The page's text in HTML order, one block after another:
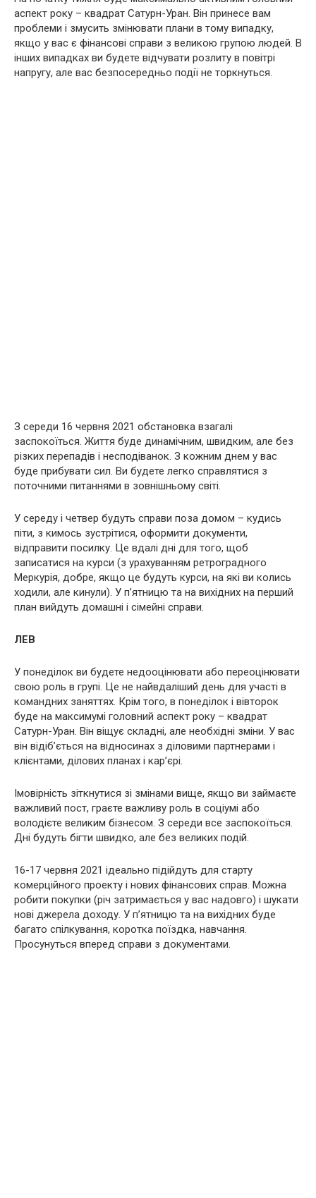
аспект року – квадрат Сатурн-Уран. Він принесе вам
проблеми і змусить змінювати плани в тому випадку,
якщо у вас є фінансові справи з великою групою людей. В
інших випадках ви будете відчувати розлиту в повітрі
напругу, але вас безпосередньо події не торкнуться.
З середи 16 червня 2021 обстановка взагалі
заспокоїться. Життя буде динамічним, швидким, але без
різких перепадів і несподіванок. З кожним днем ​​у вас
буде прибувати сил. Ви будете легко справлятися з
поточними питаннями в зовнішньому світі.
У середу і четвер будуть справи поза домом – кудись
піти, з кимось зустрітися, оформити документи,
відправити посилку. Це вдалі дні для того, щоб
записатися на курси (з урахуванням ретроградного
Меркурія, добре, якщо це будуть курси, на які ви колись
ходили, але кинули). У п’ятницю та на вихідних на перший
план вийдуть домашні і сімейні справи.
ЛЕВ
У понеділок ви будете недооцінювати або переоцінювати
свою роль в групі. Це не найвдаліший день для участі в
командних заняттях. Крім того, в понеділок і вівторок
буде на максимумі головний аспект року – квадрат
Сатурн-Уран. Він віщує складні, але необхідні зміни. У вас
він відіб’ється на відносинах з діловими партнерами і
клієнтами, ділових планах і кар’єрі.
Імовірність зіткнутися зі змінами вище, якщо ви займаєте
важливий пост, граєте важливу роль в соціумі або
володієте великим бізнесом. З середи все заспокоїться.
Дні будуть бігти швидко, але без великих подій.
16-17 червня 2021 ідеально підійдуть для старту
комерційного проекту і нових фінансових справ. Можна
робити покупки (річ затримається у вас надовго) і шукати
нові джерела доходу. У п’ятницю та на вихідних буде
багато спілкування, коротка поїздка, навчання.
Просунуться вперед справи з документами.